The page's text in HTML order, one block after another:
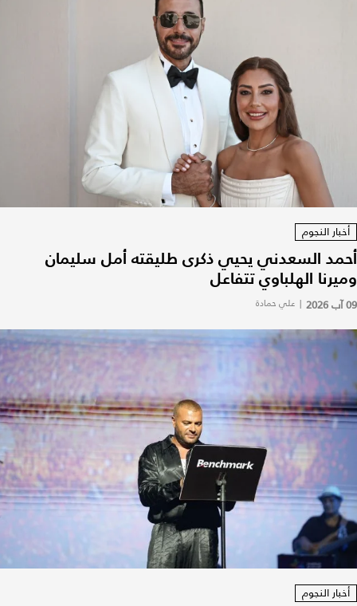
أخبار النجوم
أحمد السعدني يحيي ذكرى طليقته أمل سليمان
وميرنا الهلباوي تتفاعل
09 آب 2026 | علي حمادة
أخبار النجوم